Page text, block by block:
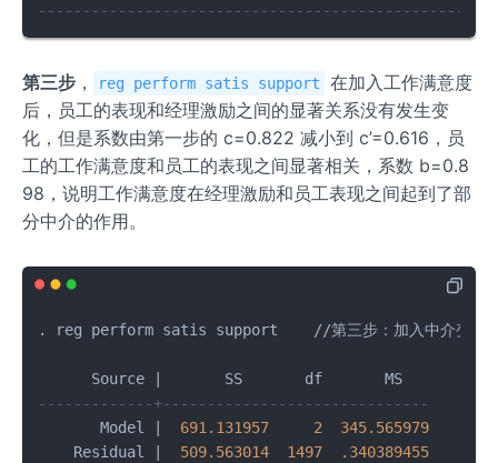
第三步 ， reg perform satis support
在加入工作满意度
后，员工的表现和经理激励之间的显著关系没有发生变
化，但是系数由第一步的 c=0.822 减小到 c’=0.616，员
工的工作满意度和员工的表现之间显著相关，系数 b=0.8
98，说明工作满意度在经理激励和员工表现之间起到了部
分中介的作用。
. reg perform satis support //第三步：加入中介变
      Source
SS       df       MS
-------------+------------------------------
       Model
691.131957 2 345.565979
    Residual
509.563014 1497 .340389455